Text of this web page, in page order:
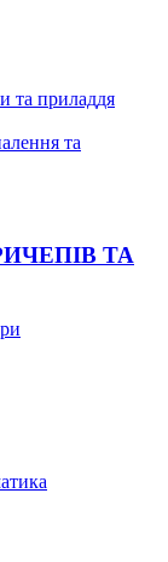
та приладдя
та
ТА